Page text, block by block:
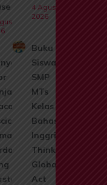
A)
Kini
4 Agustus
2026
Buku
Siswa
SMP
MTs
Kelas 9
Bahasa
Inggris
Think
Globally
Act